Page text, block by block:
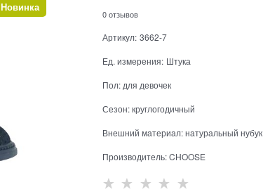
Новинка
0 отзывов
Артикул: 3662-7
Ед. измерения: Штука
Пол: для девочек
Сезон:круглогодичный
Внешний материал:натуральный нубук
Производитель:CHOOSE